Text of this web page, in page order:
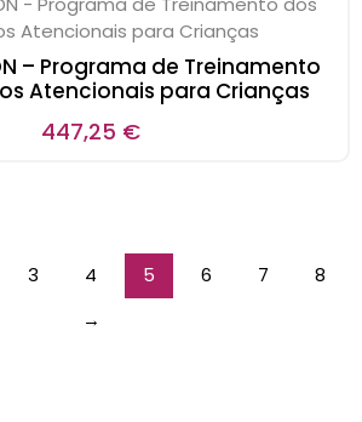
– Programa de Treinamento
Atencionais para Crianças
447,25 €
3 4 5 6 7
8
→